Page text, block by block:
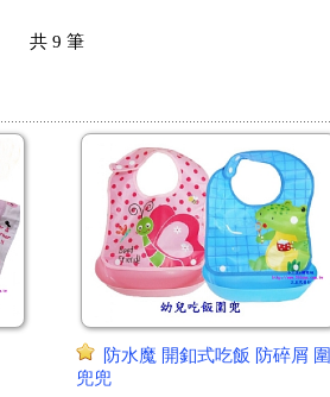
共9 筆
防水魔 開釦式吃飯 防碎屑 圍
兜兜